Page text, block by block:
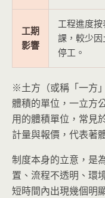
工期
影響
工程進度按
課，較少因
停工。
※土方（或稱「一方
體積的單位，一立方
用的體積單位，常見
計量與報價，代表著
制度本身的立意，是
置、流程不透明、環
短時間內出現幾個明